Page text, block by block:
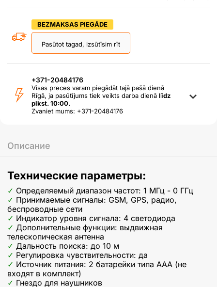
BEZMAKSAS PIEGĀDE
Pasūtot tagad, izsūtīsim rīt
+371-20484176
Visas preces varam piegādāt tajā pašā dienā
Rīgā, ja pasūtījums tiek veikts darba dienā līdz
plkst. 10:00.
Zvaniet mums: +371-20484176
Описание
Технические параметры:
Определяемый диапазон частот: 1 МГц - 0 ГГц
Принимаемые сигналы: GSM, GPS, радио,
беспроводные сети
Индикатор уровня сигнала: 4 светодиода
Дополнительные функции: выдвижная
телескопическая антенна
Дальность поиска: до 10 м
Регулировка чувствительности: да
Источник питания: 2 батарейки типа AAA (не
входят в комплект)
Гнездо для наушников